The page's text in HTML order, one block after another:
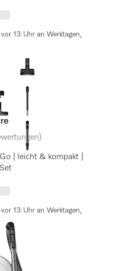
13 Uhr an Werktagen,
13 Uhr an Werktagen,